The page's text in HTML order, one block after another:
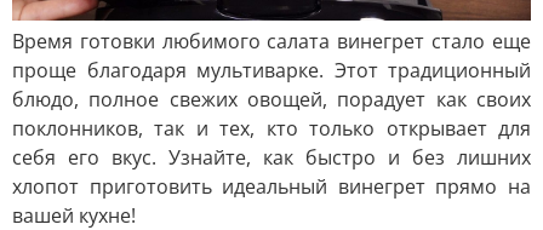
Время готовки любимого салата винегрет стало еще
проще благодаря мультиварке. Этот традиционный
блюдо, полное свежих овощей, порадует как своих
поклонников, так и тех, кто только открывает для
себя его вкус. Узнайте, как быстро и без лишних
хлопот приготовить идеальный винегрет прямо на
вашей кухне!